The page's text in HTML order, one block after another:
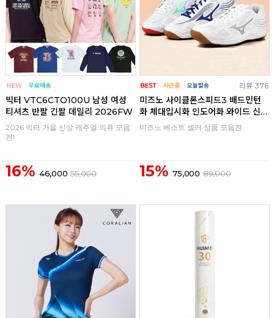
빅터 VTC6CTO100U 남성 여성
티셔츠 반팔 긴팔 데일리 2026FW
2026 빅터 가을 신상 캐주얼 의류 모음
전!
16% 46,000 55,000
리뷰 376
미즈노 사이클론스피드3 배드민턴
화 체대입시화 인도어화 와이드 신
발
미즈노 베스트 셀러 상품 모음전
15% 75,000 89,000